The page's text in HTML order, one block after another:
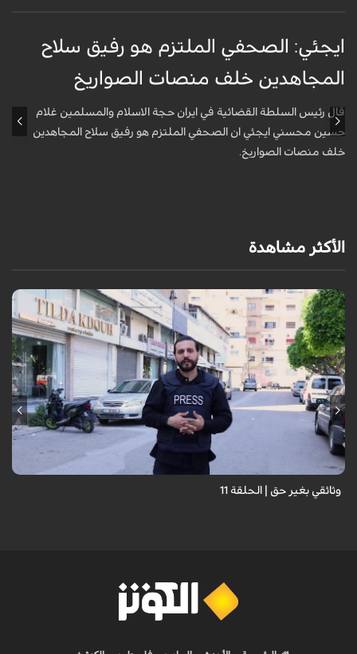
ايجئي: الصحفي الملتزم هو رفيق سلاح
المجاهدين خلف منصات الصواريخ
قال رئيس السلطة القضائية في ايران حجة الاسلام والمسلمين غلام
حسين محسني ايجئي ان الصحفي الملتزم هو رفيق سلاح المجاهدين
خلف منصات الصواريخ.
الأكثر مشاهدة
وثائقي بغير حق | الحلقة 11